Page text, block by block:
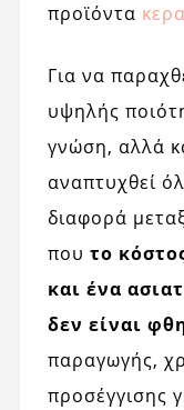
προϊόντα
Για να
υψηλής
γνώση, αλλά
αναπτυχθεί
διαφορά
που το
και ένα
δεν είναι
παραγωγής,
προσέγγισης